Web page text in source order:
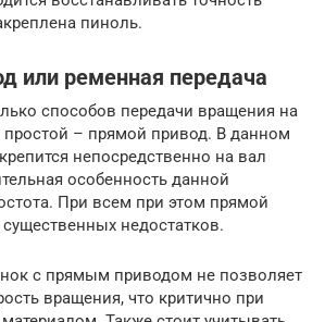
пиноль.
или ременная передача
способов передачи вращения на
– прямой привод. В данном
непосредственно на вал
особенность данной
При всем при этом прямой
недостатков.
с прямым приводом не позволяет
вращения, что критично при